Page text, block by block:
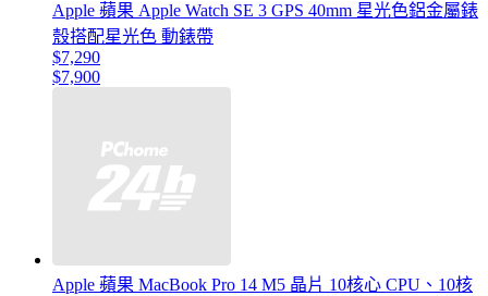
Apple 蘋果 Apple Watch SE 3 GPS 40mm 星光色鋁金屬錶
殼搭配星光色 動錶帶
$7,290
$7,900
Apple 蘋果 MacBook Pro 14 M5 晶片 10核心 CPU、10核